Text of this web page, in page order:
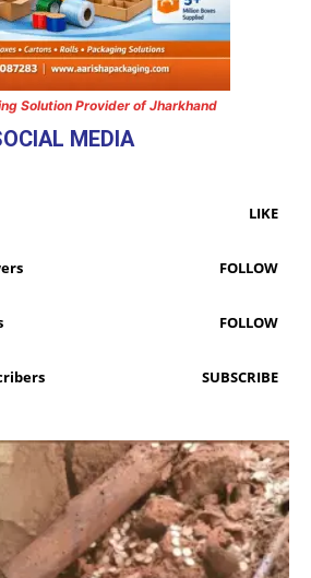
Solution Provider of Jharkhand
MEDIA
LIKE
FOLLOW
FOLLOW
SUBSCRIBE